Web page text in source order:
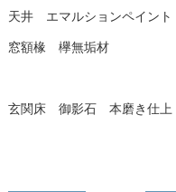
天井 エマルションペイン
窓額椽 欅無垢材
玄関床 御影石 本磨き仕上